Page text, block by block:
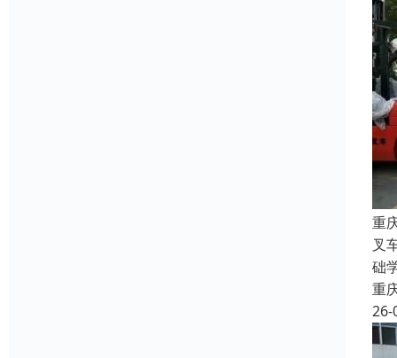
重
叉
础
重
26-